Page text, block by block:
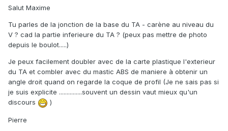
Salut Maxime
Tu parles de la jonction de la base du TA - carène au niveau du
V ? cad la partie inferieure du TA ? (peux pas mettre de photo
depuis le boulot.....)
Je peux facilement doubler avec de la carte plastique l'exterieur
du TA et combler avec du mastic ABS de maniere à obtenir un
angle droit quand on regarde la coque de profil (Je ne sais pas si
je suis explicite ...............souvent un dessin vaut mieux qu'un
discours
)
Pierre